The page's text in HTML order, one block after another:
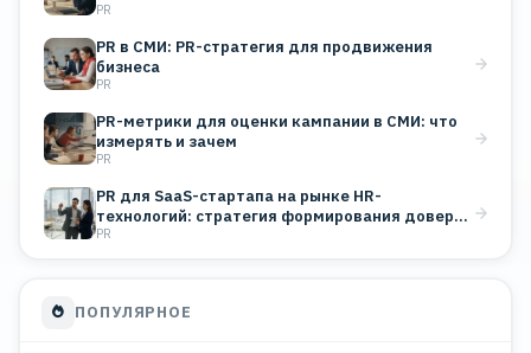
PR
PR в СМИ: PR-стратегия для продвижения
бизнеса
PR
PR-метрики для оценки кампании в СМИ: что
измерять и зачем
PR
PR для SaaS-стартапа на рынке HR-
технологий: стратегия формирования доверия
B2B-клиентов
PR
ПОПУЛЯРНОЕ